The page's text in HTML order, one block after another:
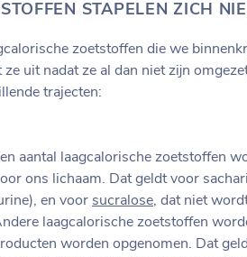
STAPELEN ZICH
zoetstoffen die we
ze uit nadat ze al dan niet zijn
trajecten:
aantal laagcalorische zoetstoffen
ons lichaam. Dat geldt voor
en voor sucralose, dat niet
laagcalorische zoetstoffen
worden opgenomen. Dat